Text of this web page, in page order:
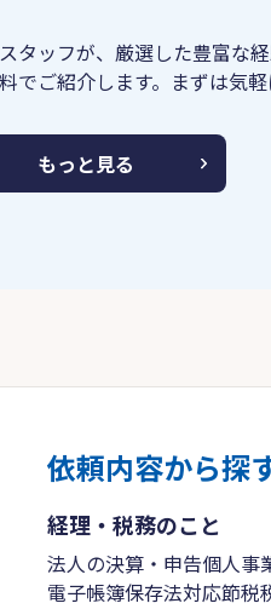
タッフが、厳選した豊富な
でご紹介します。まずは気
もっと見る
依頼内容から探
経理・税務のこと
法人の決算・申告個人事
電子帳簿保存法対応節税